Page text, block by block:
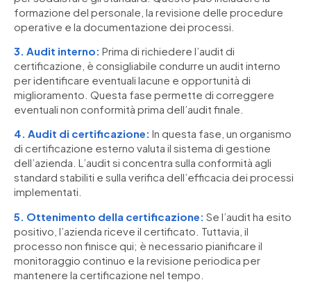
formazione del personale, la revisione delle procedure
operative e la documentazione dei processi.
3. Audit interno: Prima di richiedere l’audit di
certificazione, è consigliabile condurre un audit interno
per identificare eventuali lacune e opportunità di
miglioramento. Questa fase permette di correggere
eventuali non conformità prima dell’audit finale.
4. Audit di certificazione: In questa fase, un organismo
di certificazione esterno valuta il sistema di gestione
dell’azienda. L’audit si concentra sulla conformità agli
standard stabiliti e sulla verifica dell’efficacia dei processi
implementati.
5. Ottenimento della certificazione: Se l’audit ha esito
positivo, l’azienda riceve il certificato. Tuttavia, il
processo non finisce qui; è necessario pianificare il
monitoraggio continuo e la revisione periodica per
mantenere la certificazione nel tempo.